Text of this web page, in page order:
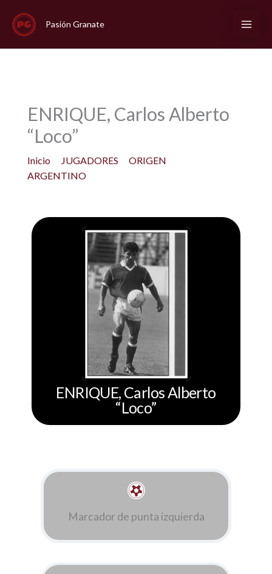
contenido
Pasión Granate
ENRIQUE, Carlos Alberto
“Loco”
Inicio JUGADORES
ORIGEN
ARGENTINO
ENRIQUE, Carlos Alberto
“Loco”
Marcador de punta izquierda